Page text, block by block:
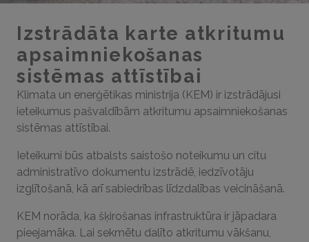
Izstrādāta karte atkritumu
apsaimniekošanas
sistēmas attīstībai
Klimata un enerģētikas ministrija (KEM) ir izstrādājusi
ieteikumus pašvaldībām atkritumu apsaimniekošanas
sistēmas attīstībai.
Ieteikumi būs atbalsts saistošo noteikumu un citu
administratīvo dokumentu izstrādē, iedzīvotāju
izglītošanā, kā arī sabiedrības līdzdalības veicināšanā.
KEM norāda, ka šķirošanas infrastruktūra ir jāpadara
pieejamāka. Lai sekmētu dalīto atkritumu vākšanu,